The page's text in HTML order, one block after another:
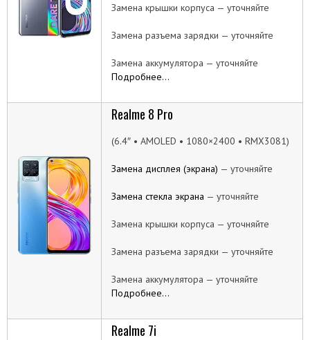
Замена крышки корпуса — уточняйте
Замена разъема зарядки — уточняйте
Замена аккумулятора — уточняйте
Подробнее…
Realme 8 Pro
(6.4″ • AMOLED • 1080×2400 • RMX3081)
Замена дисплея (экрана) — уточняйте
Замена стекла экрана — уточняйте
Замена крышки корпуса — уточняйте
Замена разъема зарядки — уточняйте
Замена аккумулятора — уточняйте
Подробнее…
Realme 7i